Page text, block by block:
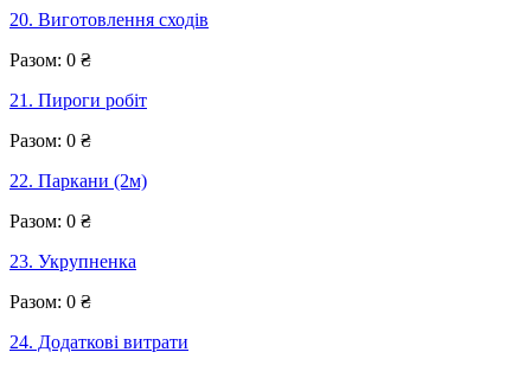
20. Виготовлення сходів
Разом: 0 ₴
21. Пироги робіт
Разом: 0 ₴
22. Паркани (2м)
Разом: 0 ₴
23. Укрупненка
Разом: 0 ₴
24. Додаткові витрати